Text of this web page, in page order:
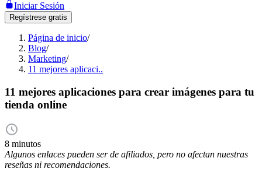
Iniciar Sesión
Regístrese gratis
Página de inicio/
Blog/
Marketing/
11 mejores aplicaci..
11 mejores aplicaciones para crear imágenes para tu
tienda online
8 minutos
Algunos enlaces pueden ser de afiliados, pero no afectan nuestras
reseñas ni recomendaciones.